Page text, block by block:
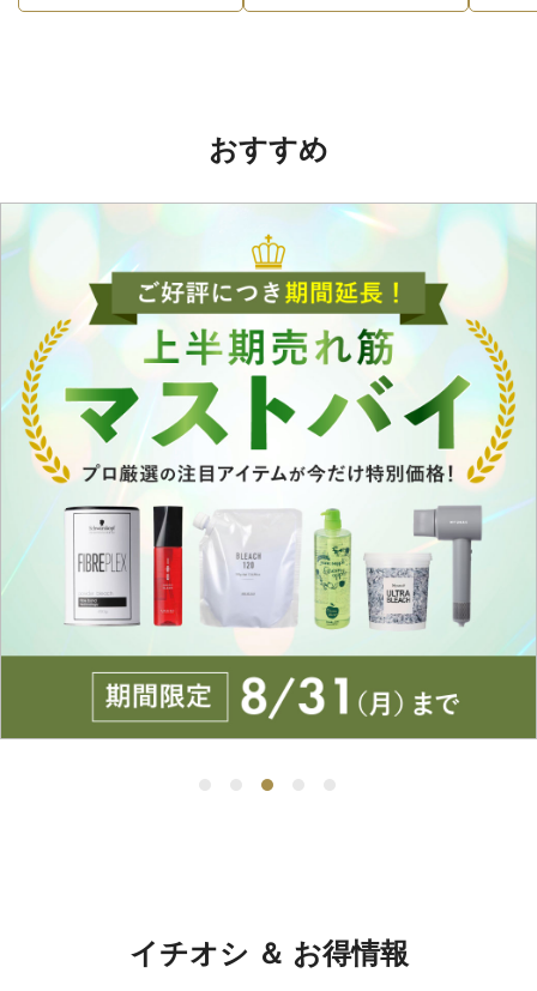
おすすめ
イチオシ ＆ お得情報